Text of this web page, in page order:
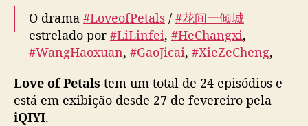
l
o
r
s
m
O drama #LoveofPetals / #花间一倾城
estrelado por#LiLinfei, #HeChangxi,
#WangHaoxuan, #GaoJicai, #XieZeCheng,
estreia hoje dia 27 de Fevereiro.
pic.twitter.com/RWjfgOeUOO
Love of Petals tem um total de 24 episódios e
está em exibição desde 27 de fevereiro pela
iQIYI.